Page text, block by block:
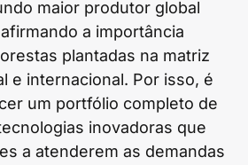
maior produtor global
a importância
plantadas na matriz
e internacional. Por isso, é
um portfólio completo de
inovadoras que
a atenderem as demandas